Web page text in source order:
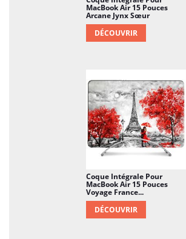
MacBook Air 15 Pouces
Arcane Jynx Sœur
DÉCOUVRIR
Coque Intégrale Pour
MacBook Air 15 Pouces
Voyage France...
DÉCOUVRIR